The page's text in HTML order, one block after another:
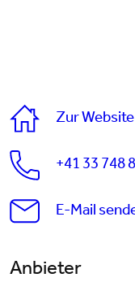
Zur Website
+41 33 748
E-Mail
Anbieter